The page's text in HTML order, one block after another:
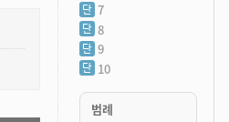
7
8
9
10
범례